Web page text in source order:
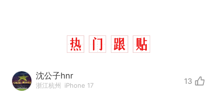
沈公子hnr
浙江杭州 iPhone 17 13